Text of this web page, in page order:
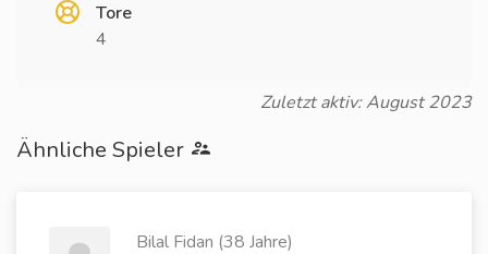
Tore
4
Zuletzt aktiv: August 2023
Ähnliche Spieler
Bilal Fidan (38 Jahre)